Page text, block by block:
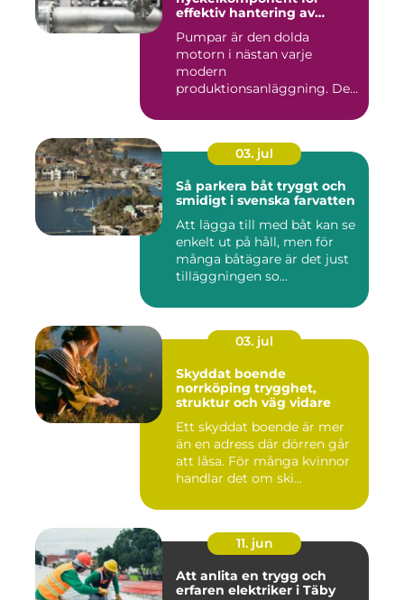
effektiv hantering av
Pumpar är den dolda
motorn i nästan varje
modern
produktionsanläggning. De
03. jul
Så parkera båt tryggt och
smidigt i svenska farvatten
Att lägga till med båt kan se
enkelt ut på håll, men för
många båtägare är det just
tilläggningen so...
03. jul
Skyddat boende
norrköping trygghet,
struktur och väg vidare
Ett skyddat boende är mer
än en adress där dörren går
att låsa. För många kvinnor
handlar det om ski...
11. jun
Att anlita en trygg och
erfaren elektriker i Täby